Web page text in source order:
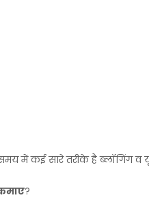
में कई सारे तरीके है ब्लॉगिंग व
?